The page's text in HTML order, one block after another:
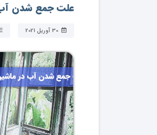
علت جمع شدن آب